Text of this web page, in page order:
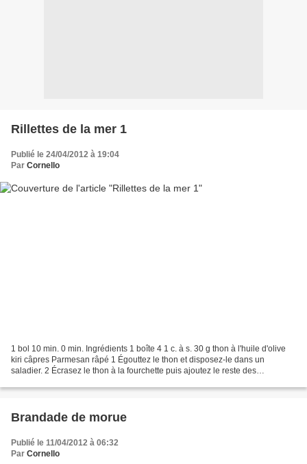
Rillettes de la mer 1
Publié le 24/04/2012 à 19:04
Par Cornello
1 bol 10 min. 0 min. Ingrédients 1 boîte 4 1 c. à s. 30 g thon à l'huile d'olive
kiri câpres Parmesan râpé 1 Égouttez le thon et disposez-le dans un
saladier. 2 Écrasez le thon à la fourchette puis ajoutez le reste des
Brandade de morue
Publié le 11/04/2012 à 06:32
Par Cornello